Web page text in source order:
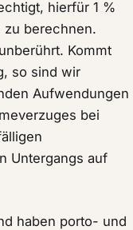
hierfür 1 %
zu berechnen.
Kommt
so sind wir
Aufwendungen
bei
Untergangs auf
haben porto- und